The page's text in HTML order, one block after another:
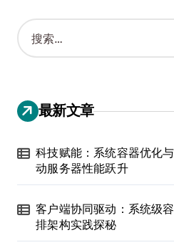
搜
索
：
最新文章
科技赋能：系统容器优化
动服务器性能跃升
客户端协同驱动：系统级
排架构实践探秘